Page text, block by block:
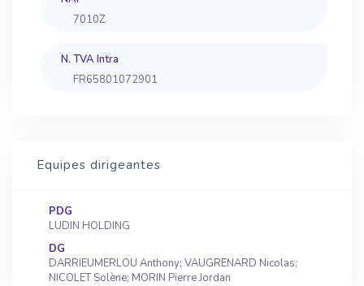
7010Z
N. TVA Intra
FR65801072901
Equipes dirigeantes
PDG
LUDIN HOLDING
DG
DARRIEUMERLOU Anthony; VAUGRENARD Nicolas;
NICOLET Solène; MORIN Pierre Jordan